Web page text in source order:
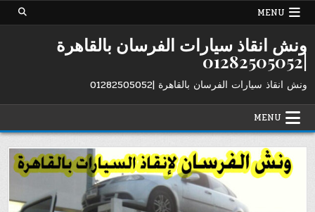
Skip
MENU
ونش انقاذ سيارات الفرسان بالقاهرة
|01282505052
ونش انقاذ سيارات الفرسان بالقاهرة |01282505052
MENU